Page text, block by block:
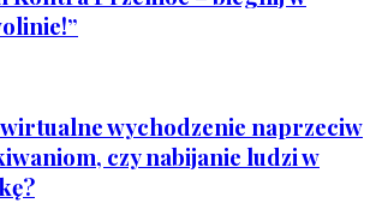
wychodzenie naprzeciw
czy nabijanie ludzi w